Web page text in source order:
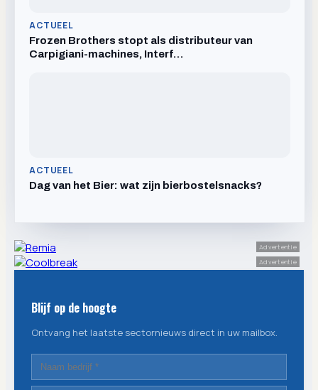
ACTUEEL
Frozen Brothers stopt als distributeur van
Carpigiani-machines, Interf…
ACTUEEL
Dag van het Bier: wat zijn bierbostelsnacks?
Advertentie
Advertentie
Blijf op de hoogte
Ontvang het laatste sectornieuws direct in uw mailbox.